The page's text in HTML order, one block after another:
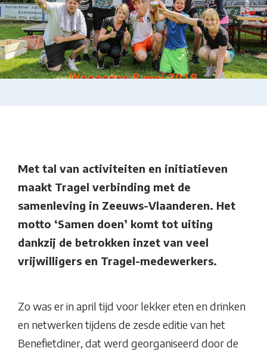
Met tal van activiteiten en initiatieven
maakt Tragel verbinding met de
samenleving in Zeeuws-Vlaanderen. Het
motto ‘Samen doen’ komt tot uiting
dankzij de betrokken inzet van veel
vrijwilligers en Tragel-medewerkers.
Zo was er in april tijd voor lekker eten en drinken
en netwerken tijdens de zesde editie van het
Benefietdiner, dat werd georganiseerd door de